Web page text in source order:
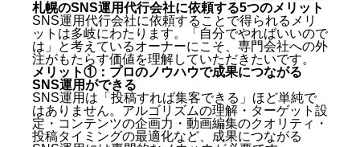
札幌のSNS運用代行会社に依頼する5つのメリット
SNS運用代行会社に依頼することで得られるメリ
ットは多岐にわたります。「自分でやればいいので
は」と考えているオーナーにこそ、専門会社への外
注がもたらす価値を理解していただきたいです。
メリット①：プロのノウハウで成果につながる
SNS運用ができる
SNS運用は「投稿すれば集客できる」ほど単純で
はありません。アルゴリズムの理解・ターゲット設
定・コンテンツの企画力・動画編集のクオリティ・
投稿タイミングの最適化など、成果につながる